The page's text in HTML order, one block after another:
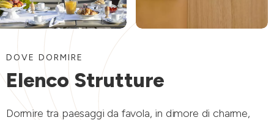
DOVE DORMIRE
Elenco Strutture
Dormire tra paesaggi da favola, in dimore di charme,